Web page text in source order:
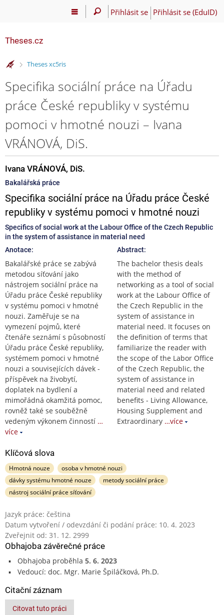
Přihlásit se Přihlásit se (EduID)
Theses.cz
>
Theses xc5ris
Specifika sociální práce na Úřadu
práce České republiky v systému
pomoci v hmotné nouzi – Ivana
VRÁNOVÁ, DiS.
Ivana VRÁNOVÁ, DiS.
Bakalářská práce
Specifika sociální práce na Úřadu práce České
republiky v systému pomoci v hmotné nouzi
Specifics of social work at the Labour Office of the Czech Republic
in the system of assistance in material need
Anotace:
Bakalářské práce se zabývá
metodou síťování jako
nástrojem sociální práce na
Úřadu práce České republiky
v systému pomoci v hmotné
nouzi. Zaměřuje se na
vymezení pojmů, které
čtenáře seznámí s působností
Úřadu práce České republiky,
systémem pomoci v hmotné
nouzi a souvisejících dávek -
příspěvek na živobytí,
doplatek na bydlení a
mimořádná okamžitá pomoc,
rovněž také se souběžně
vedeným výkonem činností …
více
Abstract:
The bachelor thesis deals
with the method of
networking as a tool of social
work at the Labour Office of
the Czech Republic in the
system of assistance in
material need. It focuses on
the definition of terms that
familiarize the reader with
the scope of the Labor Office
of the Czech Republic, the
system of assistance in
material need and related
benefits - Living Allowance,
Housing Supplement and
Extraordinary …více
Klíčová slova
Hmotná nouze
osoba v hmotné nouzi
dávky systému hmotné nouze
metody sociální práce
nástroj sociální práce síťování
Jazyk práce: čeština
Datum vytvoření / odevzdání či podání práce: 10. 4. 2023
Zveřejnit od: 31. 12. 2999
Obhajoba závěrečné práce
Obhajoba proběhla 5. 6. 2023
Vedoucí: doc. Mgr. Marie Špiláčková, Ph.D.
Citační záznam
Citovat tuto práci